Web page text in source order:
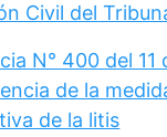
Civil del
N° 400 del 11
de la
de la litis